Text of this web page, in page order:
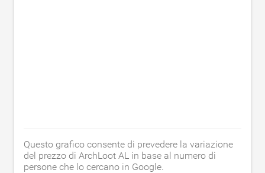
Questo grafico consente di prevedere la variazione
del prezzo di ArchLoot AL in base al numero di
persone che lo cercano in Google.